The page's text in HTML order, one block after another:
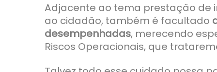
Adjacente ao tema prestação de
ao cidadão, também é facultado
desempenhadas, merecendo
Riscos Operacionais, que